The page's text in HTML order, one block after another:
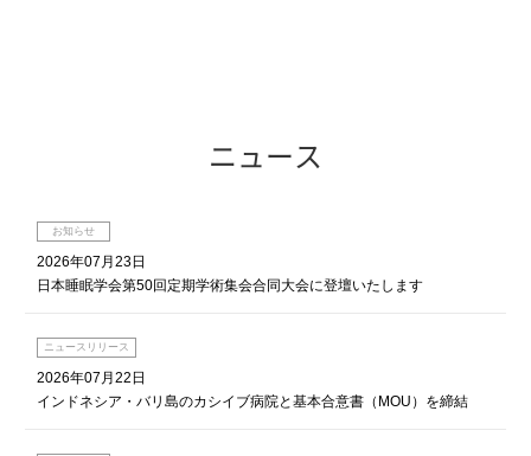
ニュース
お知らせ
2026年07月23日
日本睡眠学会第50回定期学術集会合同大会に登壇いたします
ニュースリリース
2026年07月22日
インドネシア・バリ島のカシイブ病院と基本合意書（MOU）を締結